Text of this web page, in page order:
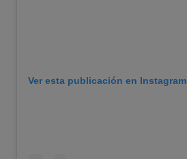
Ver esta publicación en Instagram